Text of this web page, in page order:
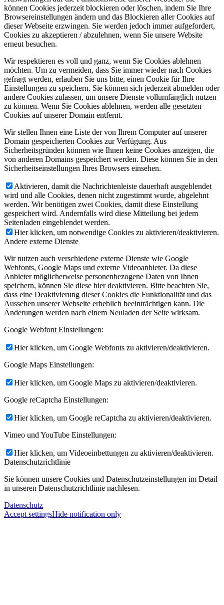
können Cookies jederzeit blockieren oder löschen, indem Sie Ihre
Browsereinstellungen ändern und das Blockieren aller Cookies auf
dieser Webseite erzwingen. Sie werden jedoch immer aufgefordert,
Cookies zu akzeptieren / abzulehnen, wenn Sie unsere Website
erneut besuchen.
Wir respektieren es voll und ganz, wenn Sie Cookies ablehnen
möchten. Um zu vermeiden, dass Sie immer wieder nach Cookies
gefragt werden, erlauben Sie uns bitte, einen Cookie für Ihre
Einstellungen zu speichern. Sie können sich jederzeit abmelden oder
andere Cookies zulassen, um unsere Dienste vollumfänglich nutzen
zu können. Wenn Sie Cookies ablehnen, werden alle gesetzten
Cookies auf unserer Domain entfernt.
Wir stellen Ihnen eine Liste der von Ihrem Computer auf unserer
Domain gespeicherten Cookies zur Verfügung. Aus
Sicherheitsgründen können wie Ihnen keine Cookies anzeigen, die
von anderen Domains gespeichert werden. Diese können Sie in den
Sicherheitseinstellungen Ihres Browsers einsehen.
Aktivieren, damit die Nachrichtenleiste dauerhaft ausgeblendet
wird und alle Cookies, denen nicht zugestimmt wurde, abgelehnt
werden. Wir benötigen zwei Cookies, damit diese Einstellung
gespeichert wird. Andernfalls wird diese Mitteilung bei jedem
Seitenladen eingeblendet werden.
Hier klicken, um notwendige Cookies zu aktivieren/deaktivieren.
Andere externe Dienste
Wir nutzen auch verschiedene externe Dienste wie Google
Webfonts, Google Maps und externe Videoanbieter. Da diese
Anbieter möglicherweise personenbezogene Daten von Ihnen
speichern, können Sie diese hier deaktivieren. Bitte beachten Sie,
dass eine Deaktivierung dieser Cookies die Funktionalität und das
Aussehen unserer Webseite erheblich beeinträchtigen kann. Die
Änderungen werden nach einem Neuladen der Seite wirksam.
Google Webfont Einstellungen:
Hier klicken, um Google Webfonts zu aktivieren/deaktivieren.
Google Maps Einstellungen:
Hier klicken, um Google Maps zu aktivieren/deaktivieren.
Google reCaptcha Einstellungen:
Hier klicken, um Google reCaptcha zu aktivieren/deaktivieren.
Vimeo und YouTube Einstellungen:
Hier klicken, um Videoeinbettungen zu aktivieren/deaktivieren.
Datenschutzrichtlinie
Sie können unsere Cookies und Datenschutzeinstellungen im Detail
in unseren Datenschutzrichtlinie nachlesen.
Datenschutz
Accept settingsHide notification only